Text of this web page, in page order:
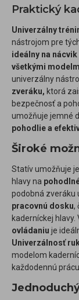
Praktický
Univerzálny
nástrojom pre
ideálny na nácvik
všetkými
univerzálny
zveráku, ktorá
bezpečnosť a
umožňuje jemné
pohodlie a
Široké
Statív umožňuje
hlavy na
podobná zveráku
pracovnú dosku,
kaderníckej hlavy.
ovládaniu je
Univerzálnosť
modelom
každodennú prácu.